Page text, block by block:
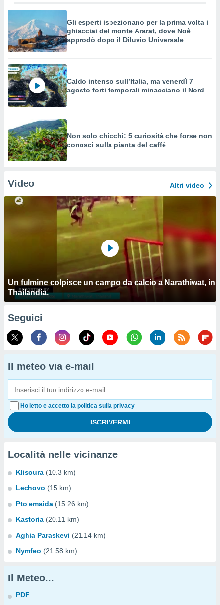
Gli esperti ispezionano per la prima volta i
ghiacciai del monte Ararat, dove Noè
approdò dopo il Diluvio Universale
Caldo intenso sull’Italia, ma venerdì 7
agosto forti temporali minacciano il Nord
Non solo chicchi: 5 curiosità che forse non
conosci sulla pianta del caffè
Video Altri video
Un fulmine colpisce un campo da calcio a Narathiwat, in
Thailandia.
Seguici
Il meteo via e-mail
Ho letto e accetto la politica sulla privacy
Località nelle vicinanze
Klisoura (10.3 km)
Lechovo (15 km)
Ptolemaida (15.26 km)
Kastoria (20.11 km)
Aghia Paraskevi (21.14 km)
Nymfeo (21.58 km)
Il Meteo...
PDF